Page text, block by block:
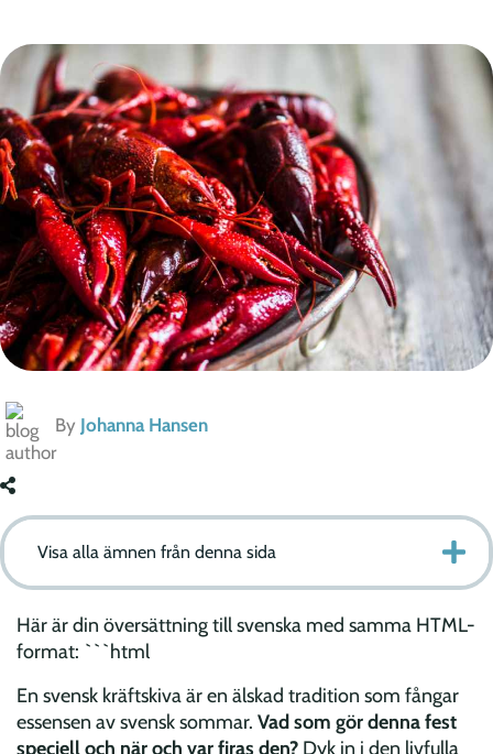
By Johanna Hansen
Visa alla ämnen från denna sida
Här är din översättning till svenska med samma HTML-
format: ```html
En svensk kräftskiva är en älskad tradition som fångar
essensen av svensk sommar. Vad som gör denna fest
speciell och när och var firas den? Dyk in i den livfulla